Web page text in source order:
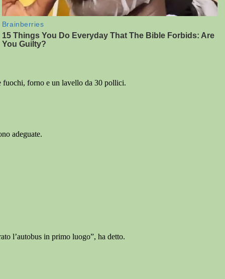
fuochi, forno e un lavello da 30 pollici.
adeguate.
l’autobus in primo luogo”, ha detto.